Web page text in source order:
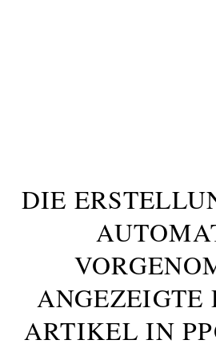
DIE
ARTIKEL IN